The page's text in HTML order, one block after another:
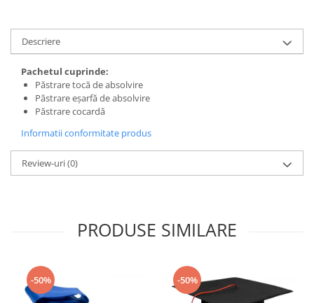
Descriere
Pachetul cuprinde:
Păstrare tocă de absolvire
Păstrare eșarfă de absolvire
Păstrare cocardă
Informatii conformitate produs
Review-uri(0)
PRODUSE SIMILARE
-50% -50%